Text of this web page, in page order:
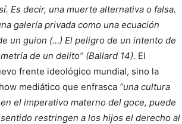
Es decir, una muerte alternativa o falsa.
galería privada como una ecuación
un guion (…) El peligro de un intento de
de un delito” (Ballard 14). El
frente ideológico mundial, sino la
mediático que enfrasca “una cultura
el imperativo materno del goce, puede
restringen a los hijos el derecho al